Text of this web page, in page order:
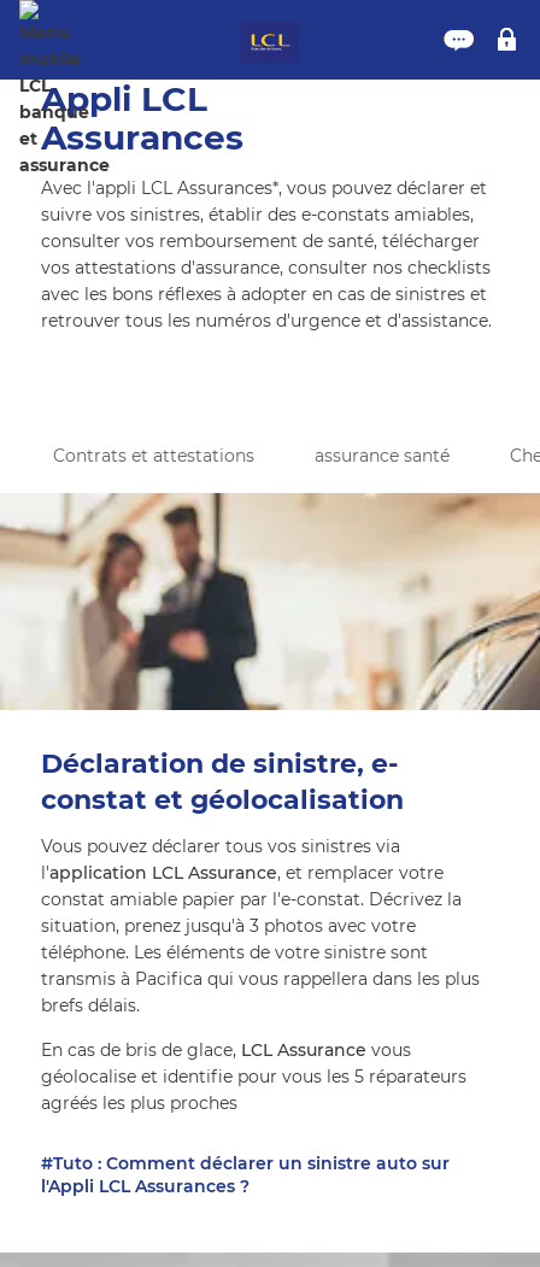
Appli LCL
Assurances
Avec l'appli LCL Assurances*, vous pouvez déclarer et
suivre vos sinistres, établir des e-constats amiables,
consulter vos remboursement de santé, télécharger
vos attestations d'assurance, consulter nos checklists
avec les bons réflexes à adopter en cas de sinistres et
retrouver tous les numéros d'urgence et d'assistance.
Contrats et attestations assurance santé
Déclaration de sinistre, e-
constat et géolocalisation
Vous pouvez déclarer tous vos sinistres via
l'application LCL Assurance, et remplacer votre
constat amiable papier par l'e-constat. Décrivez la
situation, prenez jusqu'à 3 photos avec votre
téléphone. Les éléments de votre sinistre sont
transmis à Pacifica qui vous rappellera dans les plus
brefs délais.
En cas de bris de glace, LCL Assurance vous
géolocalise et identifie pour vous les 5 réparateurs
agréés les plus proches
#Tuto : Comment déclarer un sinistre auto sur
l'Appli LCL Assurances ?